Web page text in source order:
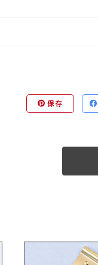
保存